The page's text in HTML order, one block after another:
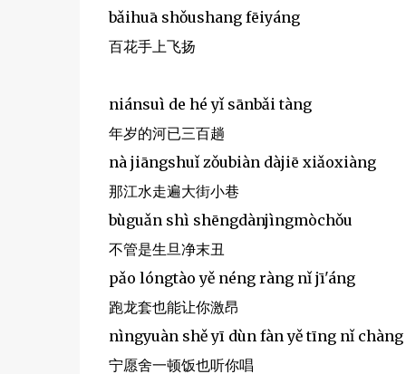
bǎihuā shǒushang fēiyáng
百花手上飞扬
niánsuì de hé yǐ sānbǎi tàng
年岁的河已三百趟
nà jiāngshuǐ zǒubiàn dàjiē xiǎoxiàng
那江水走遍大街小巷
bùguǎn shì shēngdànjìngmòchǒu
不管是生旦净末丑
pǎo lóngtào yě néng ràng nǐ jī'áng
跑龙套也能让你激昂
nìngyuàn shě yī dùn fàn yě tīng nǐ chàng
宁愿舍一顿饭也听你唱